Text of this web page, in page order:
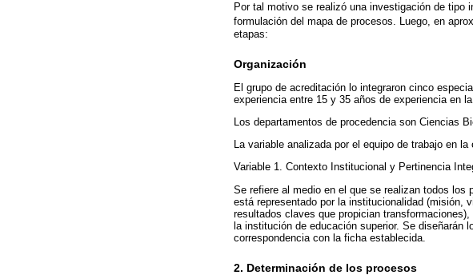
Por tal motivo se realizó una investigación de tipo
formulación del mapa de procesos. Luego, en
etapas:
Organización
El grupo de acreditación lo integraron cinco
experiencia entre 15 y 35 años de experiencia en
Los departamentos de procedencia son Ciencias
La variable analizada por el equipo de trabajo en
Variable 1. Contexto Institucional y Pertinencia
Se refiere al medio en el que se realizan todos los
está representado por la institucionalidad (misión,
resultados claves que propician
la institución de educación superior. Se diseñarán
correspondencia con la ficha establecida.
2. Determinación de los procesos